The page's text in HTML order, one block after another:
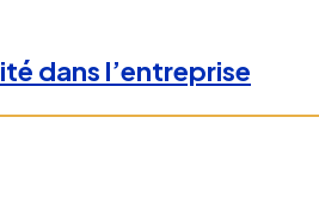
dans l’entreprise